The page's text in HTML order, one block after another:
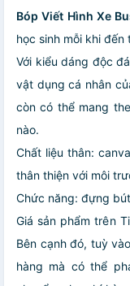
Bóp Viết Hình Xe
học sinh mỗi khi đến
Với kiểu dáng độc
vật dụng cá nhân
còn có thể mang
nào.
Chất liệu thân:
thân thiện với môi
Chức năng: đựng
Giá sản phẩm trên
Bên cạnh đó, tuỳ
hàng mà có thể